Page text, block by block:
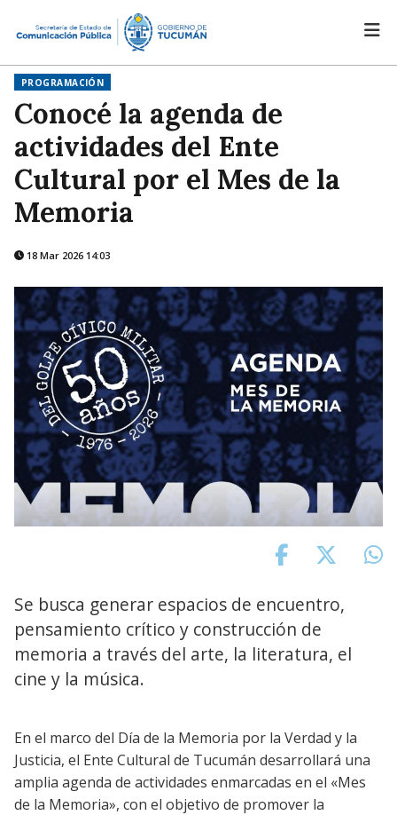
PROGRAMACIÓN
Conocé la agenda de
actividades del Ente
Cultural por el Mes de la
Memoria
18 Mar 2026 14:03
Se busca generar espacios de encuentro,
pensamiento crítico y construcción de
memoria a través del arte, la literatura, el
cine y la música.
En el marco del Día de la Memoria por la Verdad y la
Justicia, el Ente Cultural de Tucumán desarrollará una
amplia agenda de actividades enmarcadas en el «Mes
de la Memoria», con el objetivo de promover la